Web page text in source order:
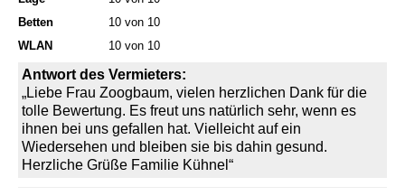
Betten
10 von 10
WLAN
10 von 10
Antwort des Vermieters:
„Liebe Frau Zoogbaum, vielen herzlichen Dank für die
tolle Bewertung. Es freut uns natürlich sehr, wenn es
ihnen bei uns gefallen hat. Vielleicht auf ein
Wiedersehen und bleiben sie bis dahin gesund.
Herzliche Grüße Familie Kühnel“